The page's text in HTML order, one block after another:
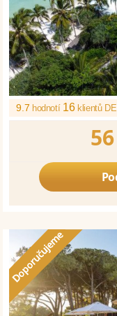
9.7 hodnotí 16klientů